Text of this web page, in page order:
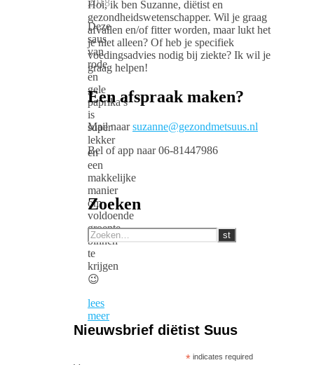
2018
Deze
saus
van
rode
en
gele
paprika’s
is
super
lekker
en
een
makkelijke
manier
om
voldoende
groente
binnen
te
krijgen
😉
lees
meer
Hoi, ik ben Suzanne, diëtist en
gezondheidswetenschapper. Wil je graag
afvallen en/of fitter worden, maar lukt het
je niet alleen? Of heb je specifiek
voedingsadvies nodig bij ziekte? Ik wil je
graag helpen!
Een afspraak maken?
Mail naarsuzanne@gezondmetsuus.nl
Bel of app naar 06-81447986
Zoeken
Nieuwsbrief diëtist Suus
* indicates required